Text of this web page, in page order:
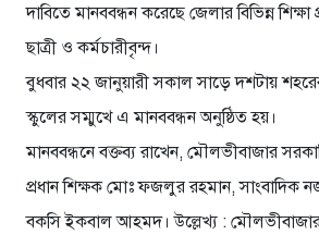
দাবিতে মানববন্ধন করেছে জেলার বিভিন্ন শিক্ষা
ছাত্রী ও কর্মচারীবৃন্দ।
বুধবার ২২ জানুয়ারী সকাল সাড়ে দশটায়
স্কুলের সম্মুখে এ মানববন্ধন অনুষ্ঠিত হয়।
মানববন্ধনে বক্তব্য রাখেন, মৌলভীবাজার
প্রধান শিক্ষক মোঃ ফজলুর রহমান,
বকসি ইকবাল আহমদ। উল্লেখ্য :